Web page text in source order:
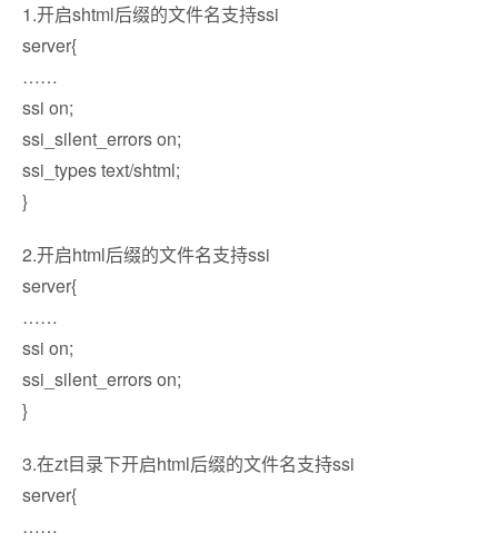
1.开启shtml后缀的文件名支持ssi
server{
……
ssi on;
ssi_silent_errors on;
ssi_types text/shtml;
}
2.开启html后缀的文件名支持ssi
server{
……
ssi on;
ssi_silent_errors on;
}
3.在zt目录下开启html后缀的文件名支持ssi
server{
……